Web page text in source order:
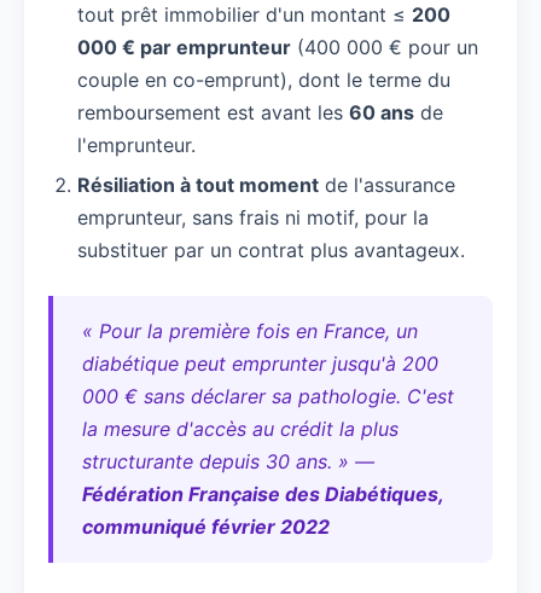
tout prêt immobilier d'un montant ≤ 200
000 € par emprunteur (400 000 € pour un
couple en co-emprunt), dont le terme du
remboursement est avant les 60 ans de
l'emprunteur.
Résiliation à tout moment de l'assurance
emprunteur, sans frais ni motif, pour la
substituer par un contrat plus avantageux.
« Pour la première fois en France, un
diabétique peut emprunter jusqu'à 200
000 € sans déclarer sa pathologie. C'est
la mesure d'accès au crédit la plus
structurante depuis 30 ans. » —
Fédération Française des Diabétiques,
communiqué février 2022